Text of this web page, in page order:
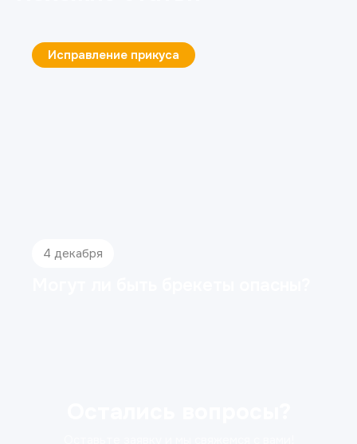
Исправление прикуса
4 декабря